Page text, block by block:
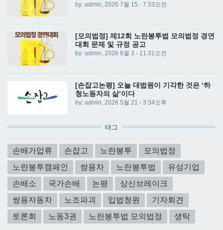
by: admin , 2026 7월 15 - 7:33오전
[모의법정] 제12회 노란봉투법 모의법정 경연
대회 문제 및 규정 공고
by: admin, 2026 6월 3 - 11:31오전
[손잡고논평] 오늘 대법원이 기각한 것은 ‘하
청노동자의 삶’이다
by: admin , 2026 5월 21 - 3:34오후
태그
손배가압류 손잡고 노란봉투
모의법정
노란봉투캠페인
쌍용차 노란봉투법
유성기업
손배소
국가손배 논평
상신브레이크
쌍용자동차
노조파괴 입법청원
기자회견
토론회
노동3권 노란봉투법 모의법정 생탁